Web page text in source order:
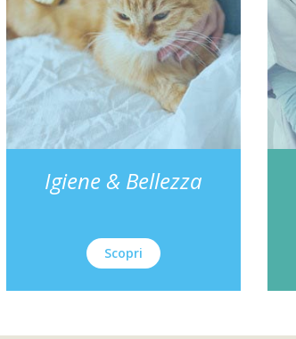
Igiene & Bellezza
Scopri